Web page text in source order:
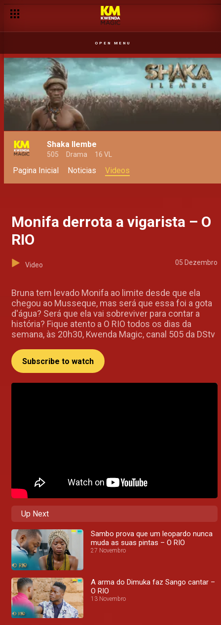
OPEN MENU
Shaka Ilembe
505 Drama 16 VL
Pagina Inicial Noticias Videos
Monifa derrota a vigarista – O
RIO
Video 05 Dezembro
Bruna tem levado Monifa ao limite desde que ela
chegou ao Musseque, mas será que essa foi a gota
d'água? Será que ela vai sobreviver para contar a
história? Fique atento a O RIO todos os dias da
semana, às 20h30, Kwenda Magic, canal 505 da DStv
Subscribe to watch
Up Next
Sambo prova que um leopardo nunca
muda as suas pintas – O RIO
27 Novembro
A arma do Dimuka faz Sango cantar –
O RIO
13 Novembro